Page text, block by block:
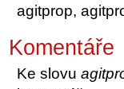
agitprop,
Komentáře
Ke slovu